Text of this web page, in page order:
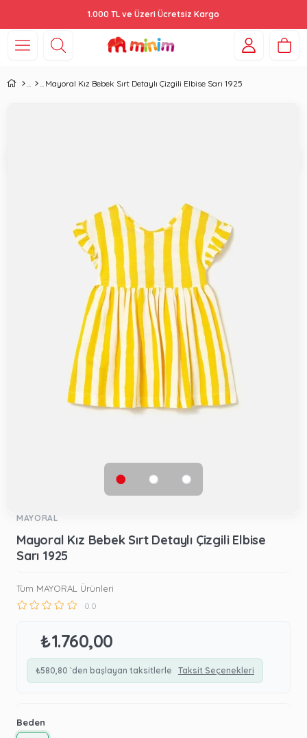
1.000 TL ve Üzeri Ücretsiz Kargo
Mayoral Kız Bebek Sırt Detaylı Çizgili Elbise Sarı 1925
MAYORAL
Mayoral Kız Bebek Sırt Detaylı Çizgili Elbise
Sarı 1925
Tüm MAYORAL Ürünleri
0.0
₺1.760,00
₺580,80 `den başlayan taksitlerle Taksit Seçenekleri
Beden